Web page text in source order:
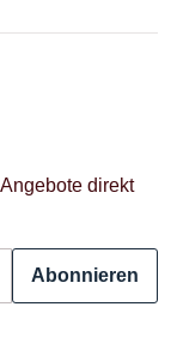
direkt
Abonnieren